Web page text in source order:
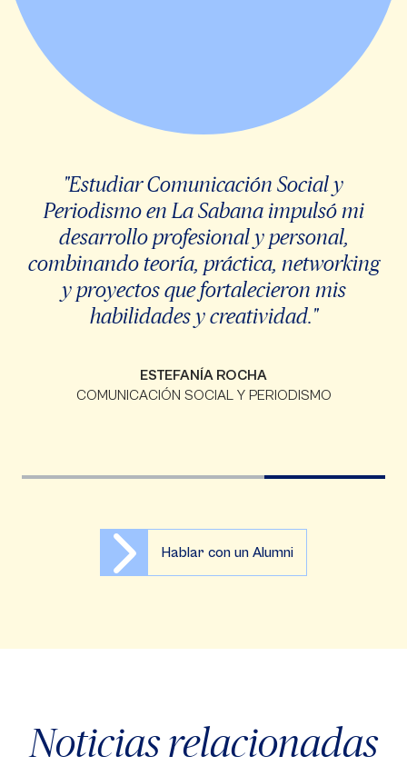
"Estudiar Comunicación Social y
Periodismo en La Sabana impulsó mi
desarrollo profesional y personal,
combinando teoría, práctica, networking
y proyectos que fortalecieron mis
habilidades y creatividad."
ESTEFANÍA ROCHA
COMUNICACIÓN SOCIAL Y PERIODISMO
Hablar con un Alumni
Noticias relacionadas